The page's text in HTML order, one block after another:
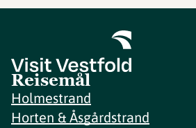
Reisemål
Holmestrand
Horten & Åsgårdstrand